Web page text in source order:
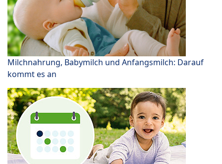
Milchnahrung, Babymilch und Anfangsmilch: Darauf
kommt es an